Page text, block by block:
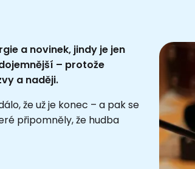
a novinek, jindy je jen
– protože
a naději.
že už je konec – a pak se
připomněly, že hudba